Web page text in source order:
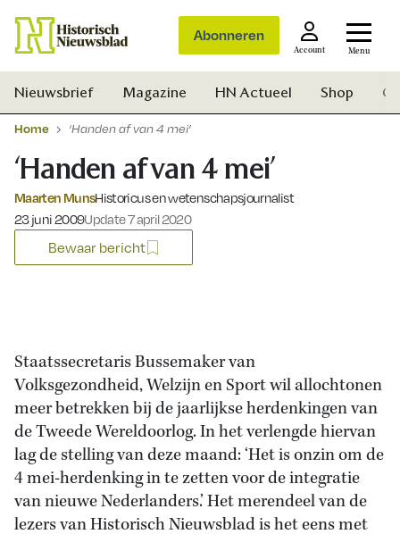
Abonneren
Account Menu
Zoek
Nieuwsbrief Magazine HN Actueel Shop
Home ‘Handen af van 4 mei’
‘Handen af van 4 mei’
Maarten MunsHistoricus en wetenschapsjournalist
Gepubliceerd op:
23 juni 2009Update 7 april 2020
Bewaar bericht
Staatssecretaris Bussemaker van
Volksgezondheid, Welzijn en Sport wil allochtonen
meer betrekken bij de jaarlijkse herdenkingen van
de Tweede Wereldoorlog. In het verlengde hiervan
lag de stelling van deze maand: ‘Het is onzin om de
4 mei-herdenking in te zetten voor de integratie
van nieuwe Nederlanders.’ Het merendeel van de
lezers van Historisch Nieuwsblad is het eens met